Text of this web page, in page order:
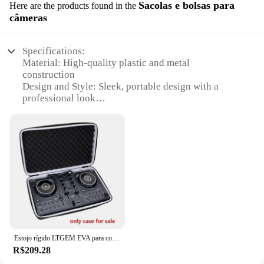
Here are the products found in the Sacolas e bolsas para
câmeras
Specifications:
Material: High-quality plastic and metal
construction
Design and Style: Sleek, portable design with a
professional look
enthusiasts
Performance and Property: Compatible with WeDJ
and Rekordbox
Parts and Accessories: Includes all necessary cables
and accessories
Typical Adaptive Scenario: Suitable for various DJ
setups, from small clubs to large events
Features:
|Pioneer Ddj 200 Smart Dj Controller Para Wedj E
Rekordbox|Wholesale|Estojo rígido LTGEM EVA para controlador de DJ inteligente Pioneer DJ (DDJ-200) apenas bolsa de armazenamento (apenas estojo)
R$209.28